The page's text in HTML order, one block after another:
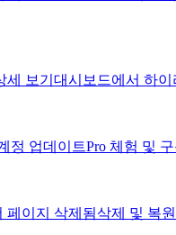
세 보기 대시보드에서 하이
정 업데이트Pro 체험 및
페이지 삭제됨삭제 및 복원